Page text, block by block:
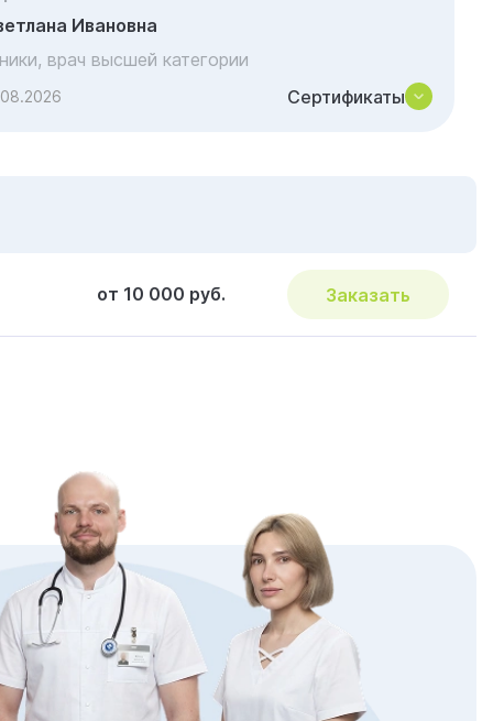
Ивановна
врач высшей категории
Сертификаты
от 10 000 руб. Заказать